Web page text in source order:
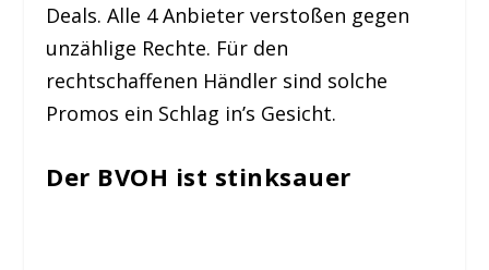
Deals. Alle 4 Anbieter verstoßen gegen
unzählige Rechte. Für den
rechtschaffenen Händler sind solche
Promos ein Schlag in’s Gesicht.
Der BVOH ist stinksauer